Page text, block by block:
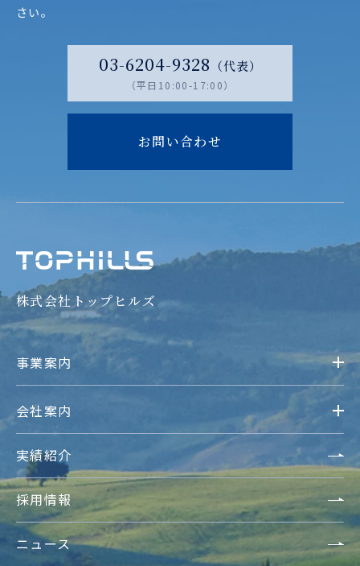
さい。
03-6204-9328 （代表）
（平日10:00-17:00）
お問い合わせ
株式会社トップヒルズ
事業案内
会社案内
実績紹介
採用情報
ニュース